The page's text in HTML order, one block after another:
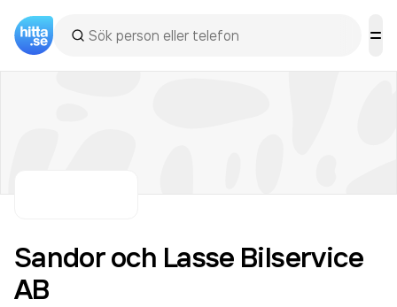
Sandor och Lasse Bilservice
AB